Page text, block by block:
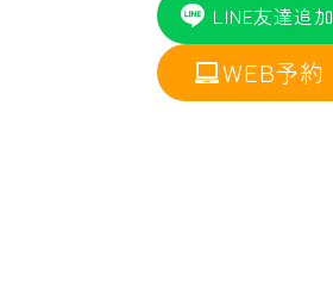
LINE友達追加
WEB予約